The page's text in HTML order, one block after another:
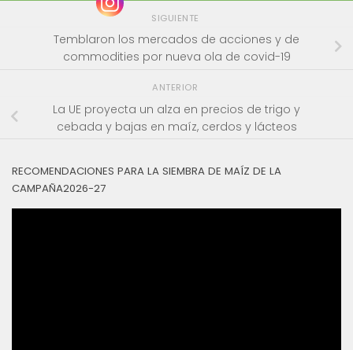
SIGUIENTE
Temblaron los mercados de acciones y de
commodities por nueva ola de covid-19
ANTERIOR
La UE proyecta un alza en precios de trigo y
cebada y bajas en maíz, cerdos y lácteos
RECOMENDACIONES PARA LA SIEMBRA DE MAÍZ DE LA
CAMPAÑA2026-27